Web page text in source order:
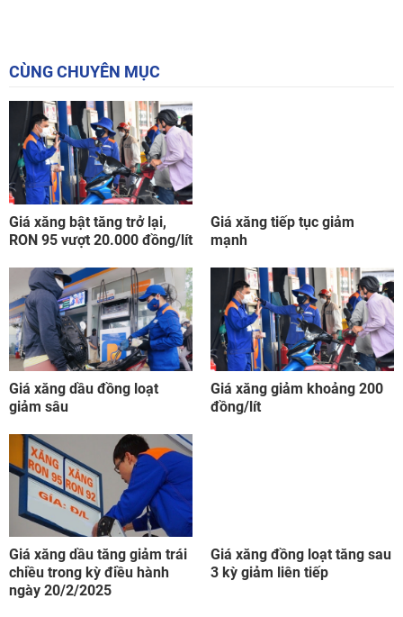
CÙNG CHUYÊN MỤC
Giá xăng bật tăng trở lại,
RON 95 vượt 20.000 đồng/lít
Giá xăng tiếp tục giảm
mạnh
Giá xăng dầu đồng loạt
giảm sâu
Giá xăng giảm khoảng 200
đồng/lít
Giá xăng dầu tăng giảm trái
chiều trong kỳ điều hành
ngày 20/2/2025
Giá xăng đồng loạt tăng sau
3 kỳ giảm liên tiếp